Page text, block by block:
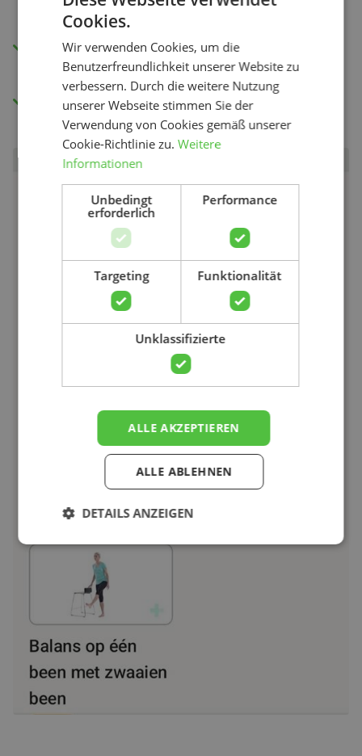
Verbesserung Ihrer Belastbarkeit.
Einsicht in Ihren Fortschritt und Ihre
Genesung mit unserer Schmerzbewertung.
Zugang zu allen Videos.
Cookies.
Wir verwenden Cookies, um die
Benutzerfreundlichkeit unserer Website zu
verbessern. Durch die weitere Nutzung
unserer Webseite stimmen Sie der
Verwendung von Cookies gemäß unserer
Cookie-Richtlinie zu.Weitere
Informationen
Unbedingt
erforderlich
Performance
Targeting Funktionalität
Unklassifizierte
ALLE AKZEPTIEREN
ALLE ABLEHNEN
DETAILS ANZEIGEN